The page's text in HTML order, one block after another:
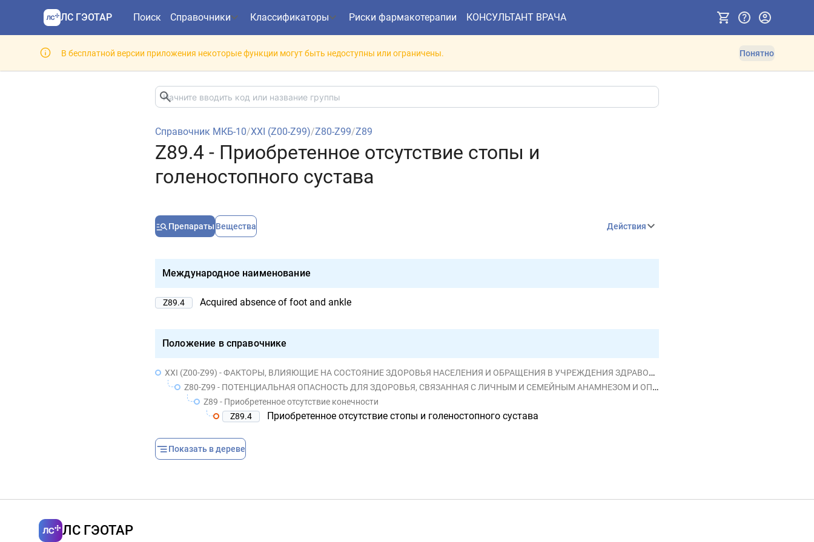
ЛС ГЭОТАР Поиск Справочники Классификаторы Риски фармакотерапии КОНСУЛЬТАНТ ВРАЧА
В бесплатной версии приложения некоторые функции могут быть недоступны или ограничены. Понятно
Справочник МКБ-10/XXI (Z00-Z99)/Z80-Z99/Z89
Z89.4 - Приобретенное отсутствие стопы и
голеностопного сустава
Препараты Вещества Действия
Международное наименование
Z89.4 Acquired absence of foot and ankle
Положение в справочнике
XXI (Z00-Z99) - ФАКТОРЫ, ВЛИЯЮЩИЕ НА СОСТОЯНИЕ ЗДОРОВЬЯ НАСЕЛЕНИЯ И ОБРАЩЕНИЯ В УЧРЕЖДЕНИЯ ЗДРАВООХРАНЕНИЯ
Z80-Z99 - ПОТЕНЦИАЛЬНАЯ ОПАСНОСТЬ ДЛЯ ЗДОРОВЬЯ, СВЯЗАННАЯ С ЛИЧНЫМ И СЕМЕЙНЫМ АНАМНЕЗОМ И ОПРЕДЕЛЕННЫМИ СОСТОЯНИЯМИ, ВЛИЯЮЩИМИ НА ЗДОРОВЬЕ
Z89 - Приобретенное отсутствие конечности
Z89.4
Приобретенное отсутствие стопы и голеностопного сустава
Показать в дереве
ЛС ГЭОТАР